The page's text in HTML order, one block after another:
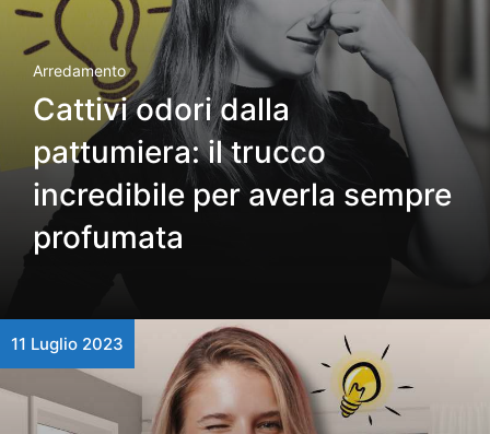
Arredamento
Cattivi odori dalla
pattumiera: il trucco
incredibile per averla sempre
profumata
11 Luglio 2023